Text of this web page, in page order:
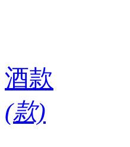
酒款
(款)